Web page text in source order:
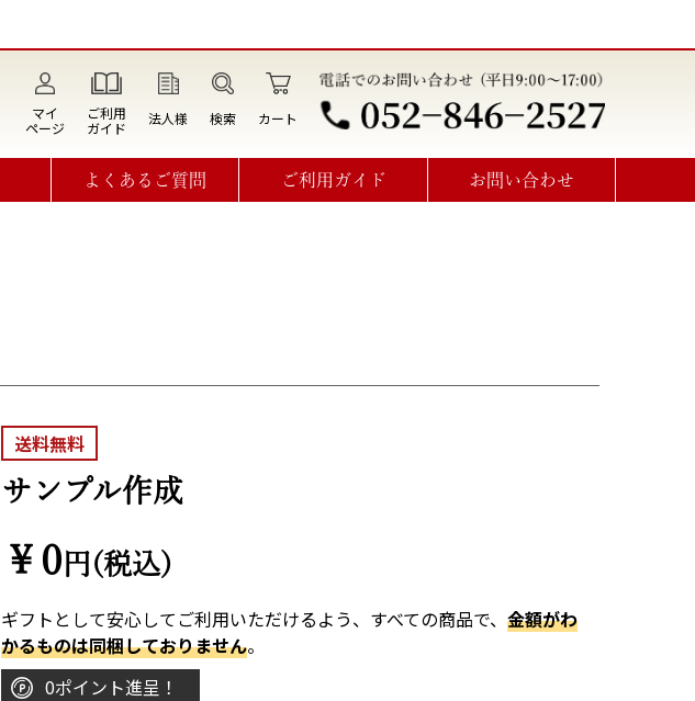
マイ
ページ
ご利用
ガイド
法人様 検索 カート
よくあるご質問 ご利用ガイド お問い合わせ
送料無料
サンプル作成
￥0 円(税込)
ギフトとして安心してご利用いただけるよう、すべての商品で、 金額がわ
かるものは同梱しておりません。
0ポイント進呈！